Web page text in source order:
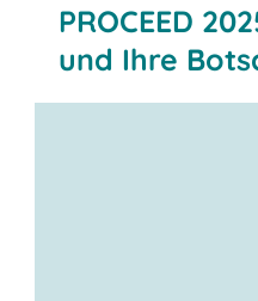
PROCEED
und Ihre